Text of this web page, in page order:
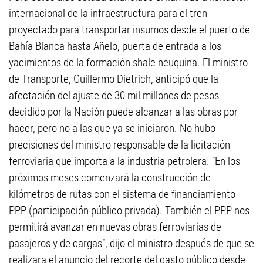
internacional de la infraestructura para el tren
proyectado para transportar insumos desde el puerto de
Bahía Blanca hasta Añelo, puerta de entrada a los
yacimientos de la formación shale neuquina. El ministro
de Transporte, Guillermo Dietrich, anticipó que la
afectación del ajuste de 30 mil millones de pesos
decidido por la Nación puede alcanzar a las obras por
hacer, pero no a las que ya se iniciaron. No hubo
precisiones del ministro responsable de la licitación
ferroviaria que importa a la industria petrolera. “En los
próximos meses comenzará la construcción de
kilómetros de rutas con el sistema de financiamiento
PPP (participación público privada). También el PPP nos
permitirá avanzar en nuevas obras ferroviarias de
pasajeros y de cargas”, dijo el ministro después de que se
realizara el anuncio del recorte del gasto público desde